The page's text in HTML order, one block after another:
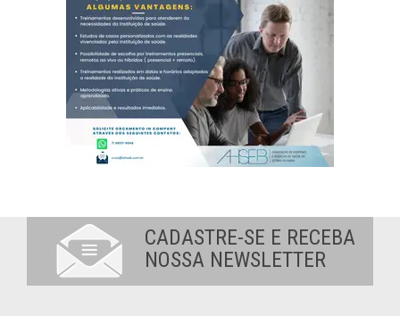
CADASTRE-SE E RECEBA
NOSSA NEWSLETTER